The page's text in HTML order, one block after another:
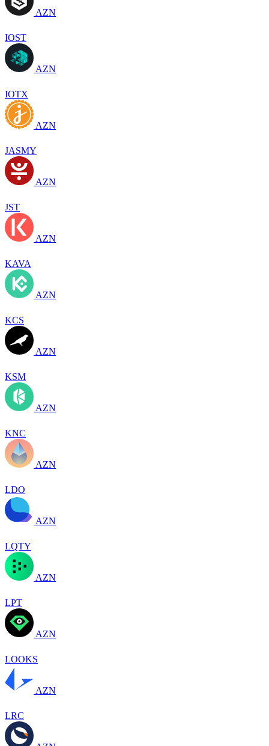
AZN
IOST
AZN
IOTX
AZN
JASMY
AZN
JST
AZN
KAVA
AZN
KCS
AZN
KSM
AZN
KNC
AZN
LDO
AZN
LQTY
AZN
LPT
AZN
LOOKS
AZN
LRC